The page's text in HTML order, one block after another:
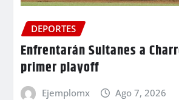
DEPORTES
Enfrentarán Sultanes a
primer playoff
Ejemplomx Ago 7, 2026